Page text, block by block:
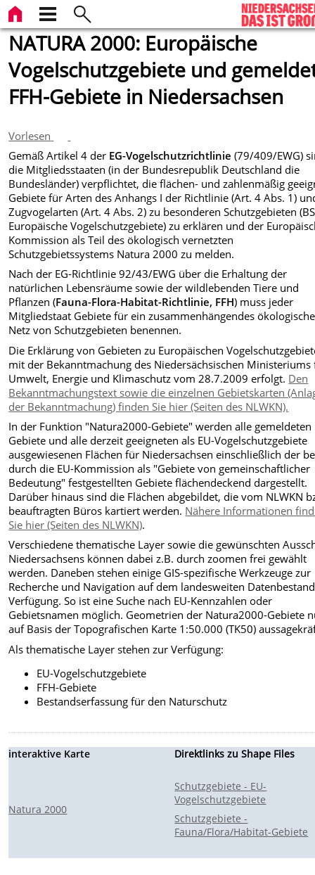
NATURA 2000: Europäische
Vogelschutzgebiete und
FFH-Gebiete in Niedersachsen
Vorlesen
Gemäß Artikel 4 der EG-Vogelschutzrichtlinie (79/409/EWG)
die Mitgliedsstaaten (in der Bundesrepublik Deutschland die
Bundesländer) verpflichtet, die flächen- und zahlenmäßig
Gebiete für Arten des Anhangs I der Richtlinie (Art. 4 Abs. 1)
Zugvogelarten (Art. 4 Abs. 2) zu besonderen Schutzgebieten
Europäische Vogelschutzgebiete) zu erklären und der
Kommission als Teil des ökologisch vernetzten
Schutzgebietssystems Natura 2000 zu melden.
Nach der EG-Richtlinie 92/43/EWG über die Erhaltung der
natürlichen Lebensräume sowie der wildlebenden Tiere und
Pflanzen (Fauna-Flora-Habitat-Richtlinie, FFH) muss jeder
Mitgliedstaat Gebiete für ein zusammenhängendes
Netz von Schutzgebieten benennen.
Die Erklärung von Gebieten zu Europäischen
mit der Bekanntmachung des Niedersächsischen Ministeriums
Umwelt, Energie und Klimaschutz vom 28.7.2009 erfolgt. Den
Bekanntmachungstext sowie die einzelnen Gebietskarten
der Bekanntmachung) finden Sie hier (Seiten des NLWKN).
In der Funktion "Natura2000-Gebiete" werden alle gemeldeten
Gebiete und alle derzeit geeigneten als EU-Vogelschutzgebiete
ausgewiesenen Flächen für Niedersachsen einschließlich der
durch die EU-Kommission als "Gebiete von gemeinschaftlicher
Bedeutung" festgestellten Gebiete flächendeckend dargestellt.
Darüber hinaus sind die Flächen abgebildet, die vom NLWKN
beauftragten Büros kartiert werden. Nähere Informationen
Sie hier (Seiten des NLWKN).
Verschiedene thematische Layer sowie die gewünschten
Niedersachsens können dabei z.B. durch zoomen frei gewählt
werden. Daneben stehen einige GIS-spezifische Werkzeuge zur
Recherche und Navigation auf dem landesweiten
Verfügung. So ist eine Suche nach EU-Kennzahlen oder
Gebietsnamen möglich. Geometrien der Natura2000-Gebiete
auf Basis der Topografischen Karte 1:50.000 (TK50)
Als thematische Layer stehen zur Verfügung:
EU-Vogelschutzgebiete
FFH-Gebiete
Bestandserfassung für den Naturschutz
interaktive Karte Direktlinks zu Shape Files
Natura 2000
Schutzgebiete - EU-
Vogelschutzgebiete
Schutzgebiete -
Fauna/Flora/Habitat-Gebiete